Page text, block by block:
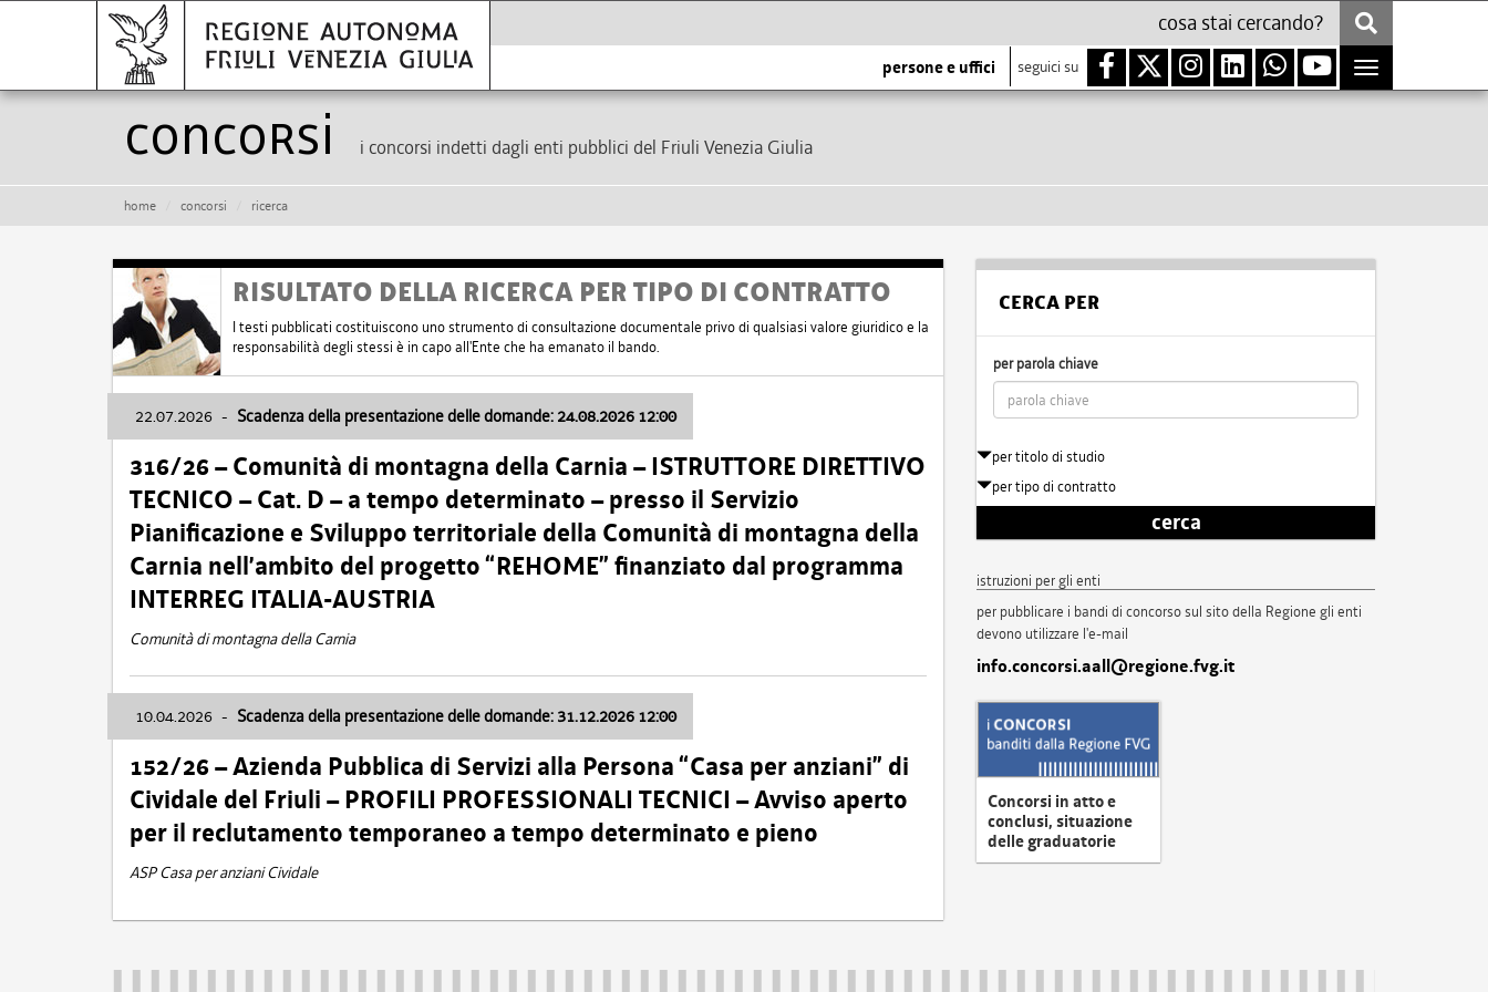
persone e uffici seguici su
Toggle
navigation
Concorsi i concorsi indetti dagli enti pubblici del Friuli Venezia Giulia
home concorsi ricerca
RISULTATO DELLA RICERCA PER TIPO DI CONTRATTO
I testi pubblicati costituiscono uno strumento di consultazione documentale privo di qualsiasi valore giuridico e la
responsabilità degli stessi è in capo all'Ente che ha emanato il bando.
22.07.2026 - Scadenza della presentazione delle domande: 24.08.2026 12:00
316/26 – Comunità di montagna della Carnia – ISTRUTTORE DIRETTIVO
TECNICO – Cat. D – a tempo determinato – presso il Servizio
Pianificazione e Sviluppo territoriale della Comunità di montagna della
Carnia nell’ambito del progetto “REHOME” finanziato dal programma
INTERREG ITALIA-AUSTRIA
Comunità di montagna della Carnia
10.04.2026 - Scadenza della presentazione delle domande: 31.12.2026 12:00
152/26 – Azienda Pubblica di Servizi alla Persona “Casa per anziani” di
Cividale del Friuli – PROFILI PROFESSIONALI TECNICI – Avviso aperto
per il reclutamento temporaneo a tempo determinato e pieno
ASP Casa per anziani Cividale
CERCA PER
per parola chiave
per titolo di studio
per tipo di contratto
cerca
istruzioni per gli enti
per pubblicare i bandi di concorso sul sito della Regione gli enti
devono utilizzare l'e-mail
info.concorsi.aall@regione.fvg.it
Concorsi in atto e
conclusi, situazione
delle graduatorie